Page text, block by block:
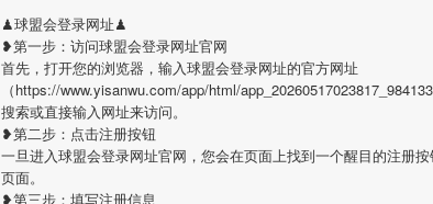
♟球盟会登录网址♟
❥第一步：访问球盟会登录网址官网
首先，打开您的浏览器，输入球盟会登录网址的官方网址
（https://www.yisanwu.com/app/html/
搜索或直接输入网址来访问。
❥第二步：点击注册按钮
一旦进入球盟会登录网址官网，您会在页面上找到一个醒目的注册
页面。
❥第三步：填写注册信息